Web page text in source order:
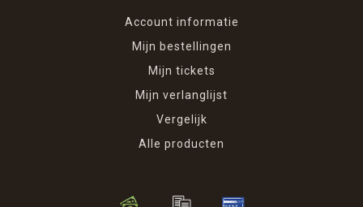
Account informatie
Mijn bestellingen
Mijn tickets
Mijn verlanglijst
Vergelijk
Alle producten